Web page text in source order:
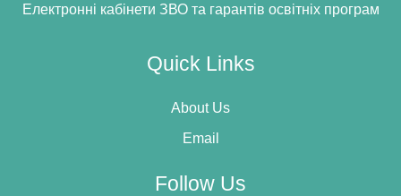
Електронні кабінети ЗВО та гарантів освітніх програм
Quick Links
About Us
Email
Follow Us